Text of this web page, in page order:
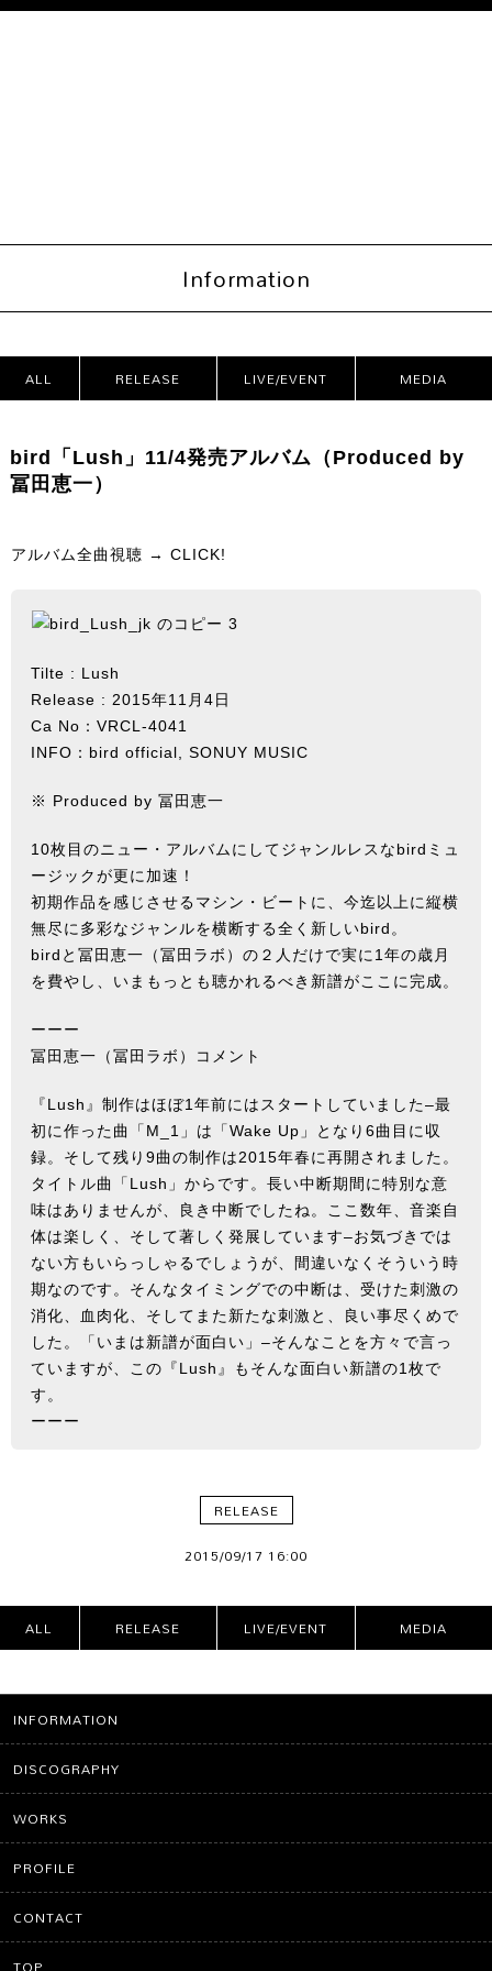
Information
ALL
ORIES
RELEASE LIVE/EVENT MEDIA
bird「Lush」11/4発売アルバム（Produced by
冨田恵一）
アルバム全曲視聴 → CLICK!
Tilte : Lush
Release : 2015年11月4日
Ca No：VRCL-4041
INFO： bird official SONUY MUSIC
※ Produced by 冨田恵一
10枚目のニュー・アルバムにしてジャンルレスなbirdミュ
ージックが更に加速！
初期作品を感じさせるマシン・ビートに、今迄以上に縦横
無尽に多彩なジャンルを横断する全く新しいbird。
birdと冨田恵一（冨田ラボ）の２人だけで実に1年の歳月
を費やし、いまもっとも聴かれるべき新譜がここに完成。
ーーー
冨田恵一（冨田ラボ）コメント
『Lush』制作はほぼ1年前にはスタートしていました–最
初に作った曲「M_1」は「Wake Up」となり6曲目に収
録。そして残り9曲の制作は2015年春に再開されました。
タイトル曲「Lush」からです。長い中断期間に特別な意
味はありませんが、良き中断でしたね。ここ数年、音楽自
体は楽しく、そして著しく発展しています–お気づきでは
ない方もいらっしゃるでしょうが、間違いなくそういう時
期なのです。そんなタイミングでの中断は、受けた刺激の
消化、血肉化、そしてまた新たな刺激と、良い事尽くめで
した。「いまは新譜が面白い」–そんなことを方々で言っ
ていますが、この『Lush』もそんな面白い新譜の1枚で
す。
ーーー
RELEASE
2015/09/17 16:00
ALL
ORIES
RELEASE LIVE/EVENT MEDIA
INFORMATION
DISCOGRAPHY
WORKS
PROFILE
CONTACT